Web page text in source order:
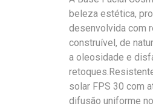
beleza estética,
desenvolvida com
construível, de
a oleosidade e
solar FPS 30 com
difusão uniforme